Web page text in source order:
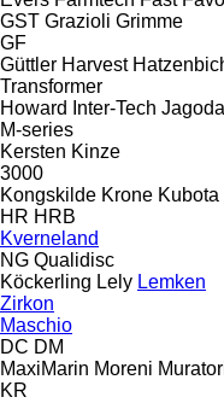
GST Grazioli Grimme
GF
Güttler Harvest
Transformer
Howard
Inter-Tech Jagoda
M-series
Kersten Kinze
3000
Kongskilde Krone Kubota
HR HRB
Kverneland
NG Qualidisc
Köckerling Lely Lemken
Zirkon
Maschio
DC DM
MaxiMarin Moreni
KR